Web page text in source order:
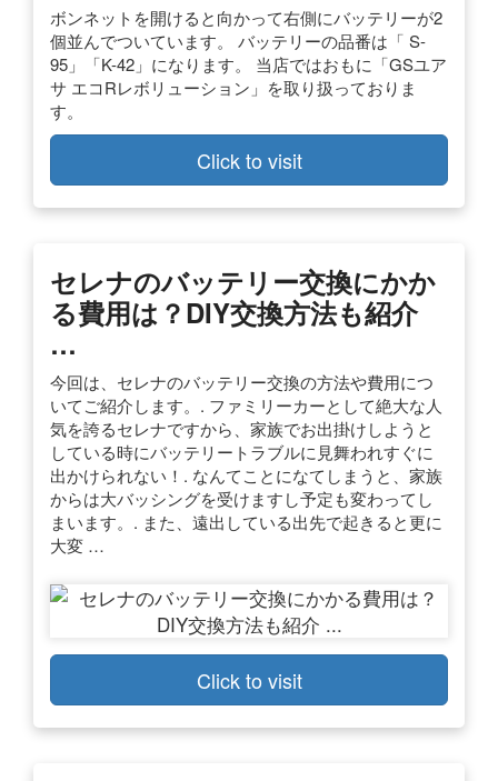
ボンネットを開けると向かって右側にバッテリーが2
個並んでついています。 バッテリーの品番は「 S-
95」「K-42」になります。 当店ではおもに「GSユア
サ エコRレボリューション」を取り扱っておりま
す。
Click to visit
セレナのバッテリー交換にかか
る費用は？DIY交換方法も紹介
…
今回は、セレナのバッテリー交換の方法や費用につ
いてご紹介します。. ファミリーカーとして絶大な人
気を誇るセレナですから、家族でお出掛けしようと
している時にバッテリートラブルに見舞われすぐに
出かけられない！. なんてことになてしまうと、家族
からは大バッシングを受けますし予定も変わってし
まいます。. また、遠出している出先で起きると更に
大変 …
Click to visit